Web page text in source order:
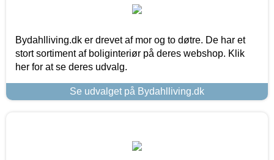
Bydahlliving.dk er drevet af mor og to døtre. De har et
stort sortiment af boliginteriør på deres webshop. Klik
her for at se deres udvalg.
Se udvalget på Bydahlliving.dk